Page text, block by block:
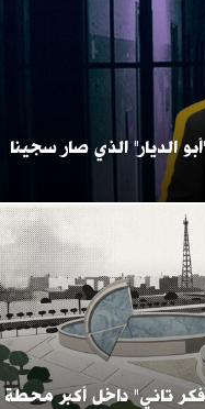
الديار" الذي صار سجينا
تاني" داخل أكبر محطة